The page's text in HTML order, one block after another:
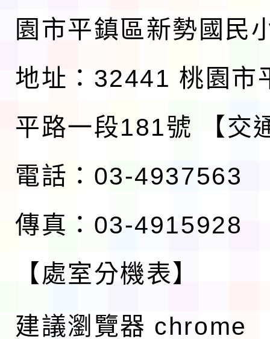
園市平鎮區新勢國民
地址：32441 桃園市
平路一段181號
【交
電話：03-4937563
傳真：03-4915928
【處室分機表】
建議瀏覽器 chrome